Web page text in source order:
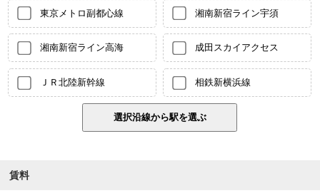
東京メトロ副都心線 湘南新宿ライン宇須
湘南新宿ライン高海 成田スカイアクセス
ＪＲ北陸新幹線 相鉄新横浜線
賃料